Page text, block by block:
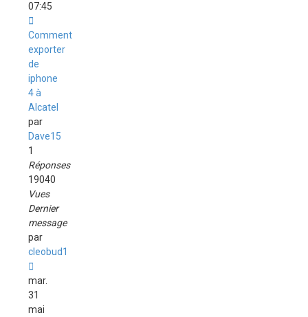
07:45
Comment
exporter
de
iphone
4 à
Alcatel
par
Dave15
1
Réponses
19040
Vues
Dernier
message
par
cleobud1
mar.
31
mai